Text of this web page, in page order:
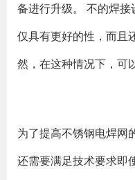
备进行升级。 不的焊
仅具有更好的性，而且
然，在这种情况下，可
为了提高不锈钢电焊网
还需要满足技术要求即